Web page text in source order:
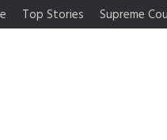
Top Stories Supreme